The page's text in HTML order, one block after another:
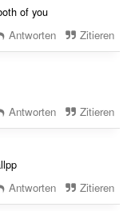
of you
Antworten Zitieren
Antworten Zitieren
Antworten Zitieren